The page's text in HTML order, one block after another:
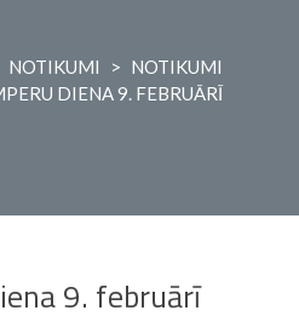
NOTIKUMI > NOTIKUMI
DIENA 9. FEBRUĀRĪ
9. februārī